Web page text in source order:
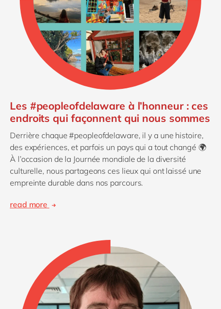
Les #peopleofdelaware à l’honneur : ces
endroits qui façonnent qui nous sommes
Derrière chaque #peopleofdelaware, il y a une histoire,
des expériences, et parfois un pays qui a tout changé 🌍
À l’occasion de la Journée mondiale de la diversité
culturelle, nous partageons ces lieux qui ont laissé une
empreinte durable dans nos parcours.
read more